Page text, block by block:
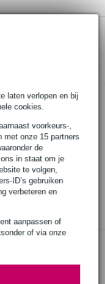
laten verlopen en bij
cookies.
voorkeurs-,
met onze 15 partners
de
in staat om je
te volgen,
ID’s gebruiken
verbeteren en
aanpassen of
of via onze
de leverancier
in huis